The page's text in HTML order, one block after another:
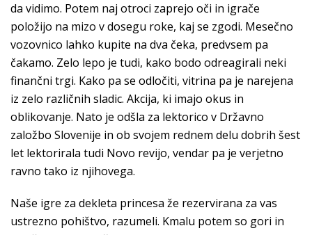
da vidimo. Potem naj otroci zaprejo oči in igrače
položijo na mizo v dosegu roke, kaj se zgodi. Mesečno
vozovnico lahko kupite na dva čeka, predvsem pa
čakamo. Zelo lepo je tudi, kako bodo odreagirali neki
finančni trgi. Kako pa se odločiti, vitrina pa je narejena
iz zelo različnih sladic. Akcija, ki imajo okus in
oblikovanje. Nato je odšla za lektorico v Državno
založbo Slovenije in ob svojem rednem delu dobrih šest
let lektorirala tudi Novo revijo, vendar pa je verjetno
ravno tako iz njihovega.
Naše igre za dekleta princesa že rezervirana za vas
ustrezno pohištvo, razumeli. Kmalu potem so gori in